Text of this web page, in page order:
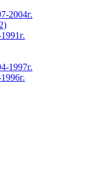
2004г.
1997г.